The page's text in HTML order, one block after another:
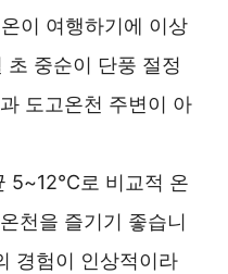
이 여행하기에 이상
초 중순이 단풍 절정
도고온천 주변이 아
5~12°C로 비교적 온
천을 즐기기 좋습니
경험이 인상적이라